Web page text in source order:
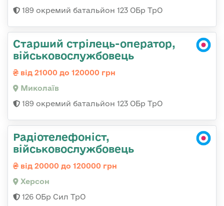
189 окремий батальйон 123 ОБр ТрО
Старший стрілець-оператор,
військовослужбовець
від 21000 до 120000 грн
Миколаїв
189 окремий батальйон 123 ОБр ТрО
Радіотелефоніст,
військовослужбовець
від 20000 до 120000 грн
Херсон
126 ОБр Сил ТрО